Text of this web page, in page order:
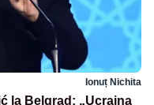
Ionuț Nichita
la Belgrad: „Ucraina